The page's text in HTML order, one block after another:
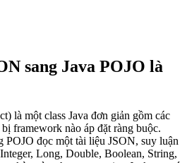
sang Java POJO là
là một class Java đơn giản gồm các
framework nào áp đặt ràng buộc.
POJO đọc một tài liệu JSON, suy luận
Long, Double, Boolean, String,